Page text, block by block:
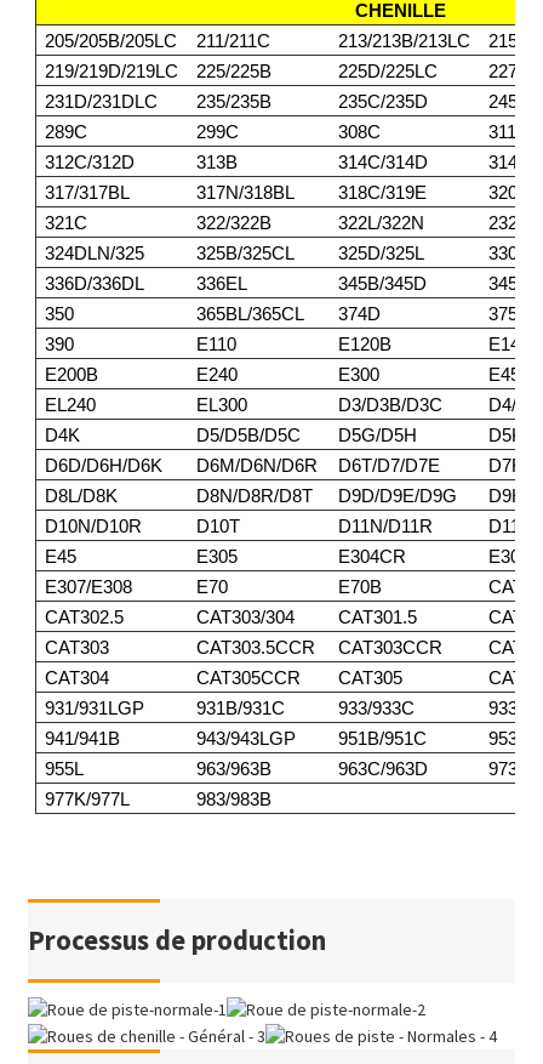
CHENILLE
205/205B/205LC
211/211C 213/213B/213LC
215/
219/219D/219LC
225/225B 225D/225LC
227
231D/231DLC
235/235B 235C/235D
245/
289C
299C 308C
311/
312C/312D
313B 314C/314D
314E/
317/317BL
317N/318BL 318C/319E
321C
322/322B 322L/322N
324DLN/325
325B/325CL 325D/325L
330/
336D/336DL
336EL 345B/345D
345DL
350
365BL/365CL 374D
375/
390
E110 E120B
E140
E200B
E240 E300
E450
EL240
EL300 D3/D3B/D3C
D4/
D4K
D5/D5B/D5C D5G/D5H
D5K/
D6D/D6H/D6K
D6M/D6N/D6R D6T/D7/D7E
D7F/
D8L/D8K
D8N/D8R/D8T D9D/D9E/D9G
D9H/
D10N/D10R
D10T D11N/D11R
D11T
E45
E305 E304CR
E307/E308
E70 E70B
CAT302.5
CAT303/304 CAT301.5
CAT303
CAT303.5CCR CAT303CCR
CAT304
CAT305CCR CAT305
931/931LGP
931B/931C 933/933C
933F/
941/941B
943/943LGP 951B/951C
953/
955L
963/963B 963C/963D
973
977K/977L
983/983B
Processus de production